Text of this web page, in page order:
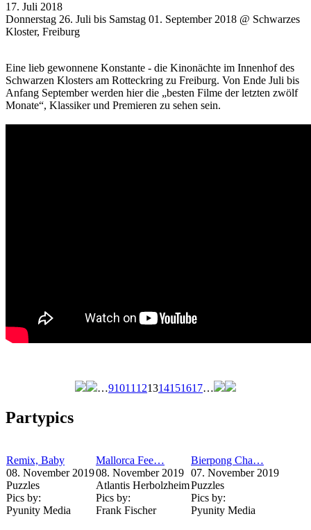
17. Juli 2018
Donnerstag 26. Juli bis Samstag 01. September 2018 @ Schwarzes
Kloster, Freiburg
Eine lieb gewonnene Konstante - die Kinonächte im Innenhof des
Schwarzen Klosters am Rotteckring zu Freiburg. Von Ende Juli bis
Anfang September werden hier die „besten Filme der letzten zwölf
Monate“, Klassiker und Premieren zu sehen sein.
…91011 121314151617…
Partypics
Remix, Baby
08. November 2019
Puzzles
Pics by:
Pyunity Media
Mallorca Fee…
08. November 2019
Atlantis Herbolzheim
Pics by:
Frank Fischer
Bierpong Cha…
07. November 2019
Puzzles
Pics by:
Pyunity Media